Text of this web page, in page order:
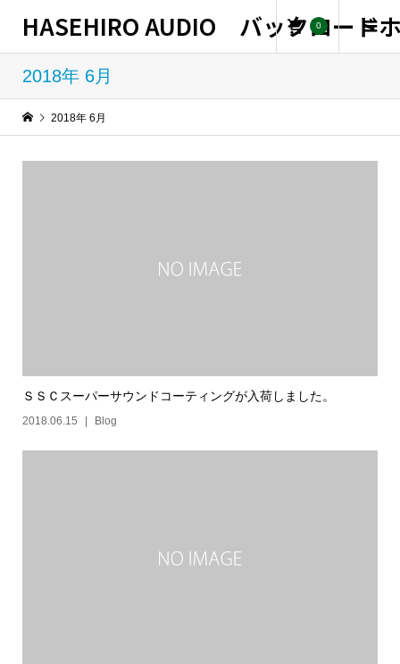
HASEHIRO AUDIO バックロード
0
2018年 6月
2018年 6月
ＳＳＣスーパーサウンドコーティングが入荷しました。
2018.06.15 Blog